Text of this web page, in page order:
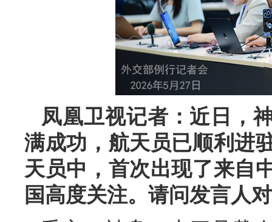
凤凰卫视记者：近日，
满成功，航天员已顺利进
天员中，首次出现了来自
国高度关注。请问发言人